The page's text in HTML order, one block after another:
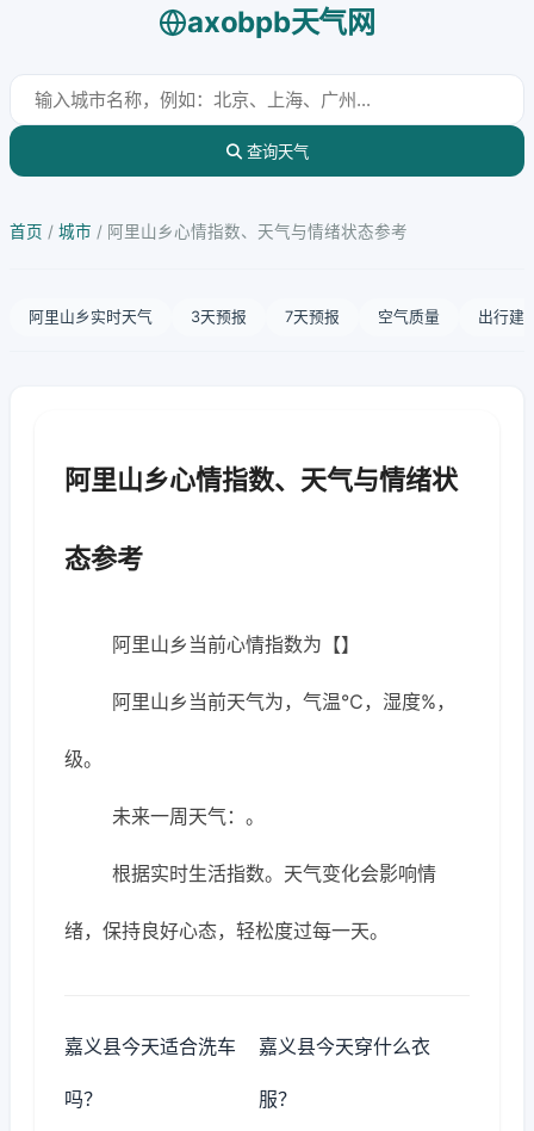
axobpb天气网
查询天气
首页 / 城市 / 阿里山乡心情指数、天气与情绪状态参考
阿里山乡实时天气 3天预报 7天预报 空气质量 出行建
阿里山乡心情指数、天气与情绪状
态参考
阿里山乡当前心情指数为【】
阿里山乡当前天气为，气温℃，湿度%，
级。
未来一周天气：。
根据实时生活指数。天气变化会影响情
绪，保持良好心态，轻松度过每一天。
嘉义县今天适合洗车
吗？
嘉义县今天穿什么衣
服？